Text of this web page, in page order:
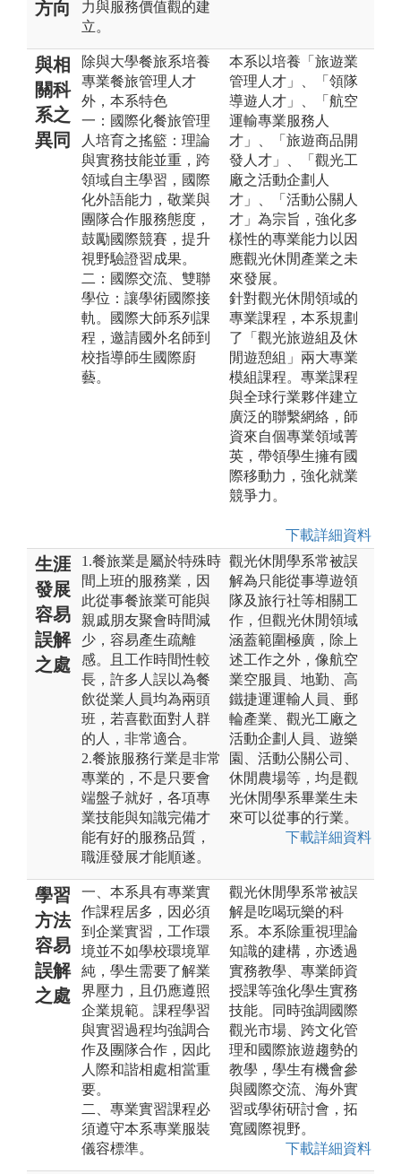
方向
力與服務價值觀的建
立。
與相
關科
系之
異同
除與大學餐旅系培養
專業餐旅管理人才
外，本系特色
一：國際化餐旅管理
人培育之搖籃：理論
與實務技能並重，跨
領域自主學習，國際
化外語能力，敬業與
團隊合作服務態度，
鼓勵國際競賽，提升
視野驗證習成果。
二：國際交流、雙聯
學位：讓學術國際接
軌。國際大師系列課
程，邀請國外名師到
校指導師生國際廚
藝。
本系以培養「旅遊業
管理人才」、「領隊
導遊人才」、「航空
運輸專業服務人
才」、「旅遊商品開
發人才」、「觀光工
廠之活動企劃人
才」、「活動公關人
才」為宗旨，強化多
樣性的專業能力以因
應觀光休閒產業之未
來發展。
針對觀光休閒領域的
專業課程，本系規劃
了「觀光旅遊組及休
閒遊憩組」兩大專業
模組課程。專業課程
與全球行業夥伴建立
廣泛的聯繫網絡，師
資來自個專業領域菁
英，帶領學生擁有國
際移動力，強化就業
競爭力。
下載詳細資料
生涯
發展
容易
誤解
之處
1.餐旅業是屬於特殊時
間上班的服務業，因
此從事餐旅業可能與
親戚朋友聚會時間減
少，容易產生疏離
感。且工作時間性較
長，許多人誤以為餐
飲從業人員均為兩頭
班，若喜歡面對人群
的人，非常適合。
2.餐旅服務行業是非常
專業的，不是只要會
端盤子就好，各項專
業技能與知識完備才
能有好的服務品質，
職涯發展才能順遂。
觀光休閒學系常被誤
解為只能從事導遊領
隊及旅行社等相關工
作，但觀光休閒領域
涵蓋範圍極廣，除上
述工作之外，像航空
業空服員、地勤、高
鐵捷運運輸人員、郵
輪產業、觀光工廠之
活動企劃人員、遊樂
園、活動公關公司、
休閒農場等，均是觀
光休閒學系畢業生未
來可以從事的行業。
下載詳細資料
學習
方法
容易
誤解
之處
一、本系具有專業實
作課程居多，因必須
到企業實習，工作環
境並不如學校環境單
純，學生需要了解業
界壓力，且仍應遵照
企業規範。課程學習
與實習過程均強調合
作及團隊合作，因此
人際和諧相處相當重
要。
二、專業實習課程必
須遵守本系專業服裝
儀容標準。
觀光休閒學系常被誤
解是吃喝玩樂的科
系。本系除重視理論
知識的建構，亦透過
實務教學、專業師資
授課等強化學生實務
技能。同時強調國際
觀光市場、跨文化管
理和國際旅遊趨勢的
教學，學生有機會參
與國際交流、海外實
習或學術研討會，拓
寬國際視野。
下載詳細資料